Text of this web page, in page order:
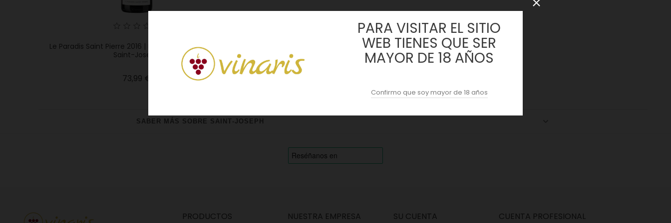
Le Paradis Saint Pierre 2016 | Domaine Coursodon |
Saint-Joseph
73,99 €
SABER MÁS SOBRE SAINT-JOSEPH
PARA VISITAR EL SITIO
WEB TIENES QUE SER
MAYOR DE 18 AÑOS
Confirmo que soy mayor de 18 años
PRODUCTOS NUESTRA EMPRESA SU CUENTA CUENTA PROFESIONAL